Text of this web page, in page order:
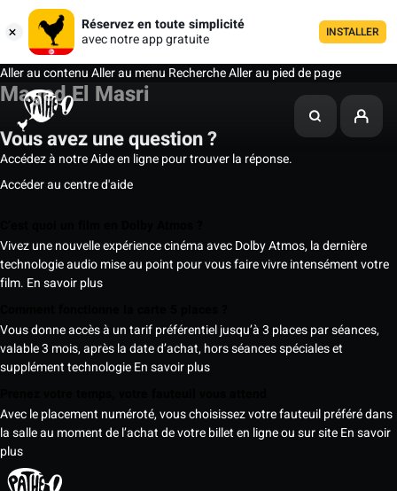
Réservez en toute simplicité
avec notre app gratuite
INSTALLER
Aller au contenuAller au menu RechercheAller au pied de page
Maged El Masri
Vous avez une question ?
Accédez à notre Aide en ligne pour trouver la réponse.
Accéder au centre d'aide
Vivez une nouvelle expérience cinéma avec Dolby Atmos, la dernière
technologie audio mise au point pour vous faire vivre intensément votre
film. En savoir plus
Vous donne accès à un tarif préférentiel jusqu’à 3 places par séances,
valable 3 mois, après la date d’achat, hors séances spéciales et
supplément technologieEn savoir plus
Avec le placement numéroté, vous choisissez votre fauteuil préféré dans
la salle au moment de l’achat de votre billet en ligne ou sur siteEn savoir
plus